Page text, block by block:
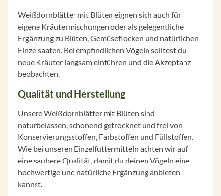
Weißdornblätter mit Blüten eignen sich auch für
eigene Kräutermischungen oder als gelegentliche
Ergänzung zu Blüten, Gemüseflocken und natürlichen
Einzelsaaten. Bei empfindlichen Vögeln solltest du
neue Kräuter langsam einführen und die Akzeptanz
beobachten.
Qualität und Herstellung
Unsere Weißdornblätter mit Blüten sind
naturbelassen, schonend getrocknet und frei von
Konservierungsstoffen, Farbstoffen und Füllstoffen.
Wie bei unseren Einzelfuttermitteln achten wir auf
eine saubere Qualität, damit du deinen Vögeln eine
hochwertige und natürliche Ergänzung anbieten
kannst.